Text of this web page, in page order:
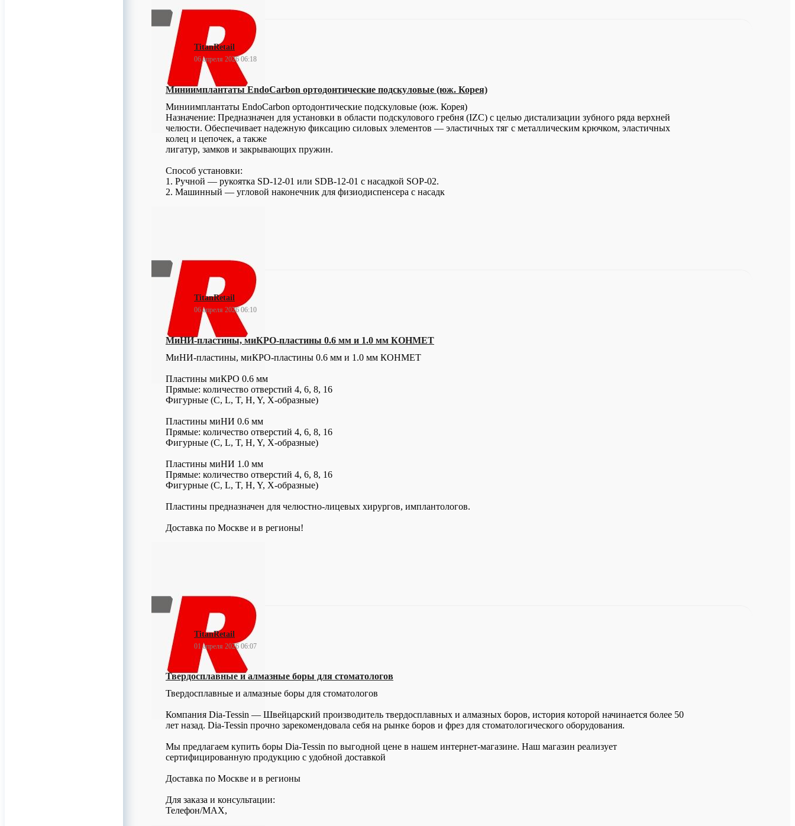
TitanRetail
06 апреля 2026 06:18
Миниимплантаты EndoCarbon ортодонтические подскуловые (юж. Корея)
Миниимплантаты EndoCarbon ортодонтические подскуловые (юж. Корея)
Назначение: Предназначен для установки в области подскулового гребня (IZC) с целью дистализации зубного ряда верхней
челюсти. Обеспечивает надежную фиксацию силовых элементов — эластичных тяг с металлическим крючком, эластичных
колец и цепочек, а также
лигатур, замков и закрывающих пружин.
Способ установки:
1. Ручной — рукоятка SD-12-01 или SDB-12-01 с насадкой SOP-02.
2. Машинный — угловой наконечник для физиодиспенсера с насадк
TitanRetail
06 апреля 2026 06:10
МиНИ-пластины, миКРО-пластины 0.6 мм и 1.0 мм КОНМЕТ
МиНИ-пластины, миКРО-пластины 0.6 мм и 1.0 мм КОНМЕТ
Пластины миКРО 0.6 мм
Прямые: количество отверстий 4, 6, 8, 16
Фигурные (C, L, T, H, Y, Х-образные)
Пластины миНИ 0.6 мм
Прямые: количество отверстий 4, 6, 8, 16
Фигурные (C, L, T, H, Y, Х-образные)
Пластины миНИ 1.0 мм
Прямые: количество отверстий 4, 6, 8, 16
Фигурные (C, L, T, H, Y, Х-образные)
Пластины предназначен для челюстно-лицевых хирургов, имплантологов.
Доставка по Москве и в регионы!
TitanRetail
01 апреля 2026 06:07
Твердосплавные и алмазные боры для стоматологов
Твердосплавные и алмазные боры для стоматологов
Компания Dia-Tessin — Швейцарский производитель твердосплавных и алмазных боров, история которой начинается более 50
лет назад. Dia-Tessin прочно зарекомендовала себя на рынке боров и фрез для стоматологического оборудования.
Мы предлагаем купить боры Dia-Tessin по выгодной цене в нашем интернет-магазине. Наш магазин реализует
сертифицированную продукцию с удобной доставкой
Доставка по Москве и в регионы
Для заказа и консультации:
Телефон/МАХ,